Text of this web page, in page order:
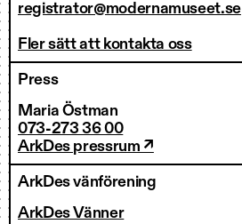
registrator@modernamuseet.se
Fler sätt att kontakta oss
Press
Maria Östman
073-273 36 00
ArkDes pressrum ↗
ArkDes vänförening
ArkDes Vänner